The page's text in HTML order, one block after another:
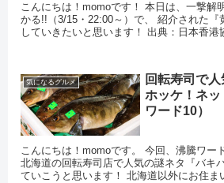
こんにちは！momoです！ 本日は、一撃解
かる!!（3/15・22:00～）で、 紹介された『
していきたいと思います！ 出典：日本香港協会ニュース 『黄油
気になるグルメ
回転寿司で
ホッケ！ネ
ワード10）
こんにちは！momoです。 今回、沸騰ワード10で取り上げられた
北海道の回転寿司店で人気の謎ネタ『バキバキ』 について
ていこうと思います！ 北海道以外にお住まいの方にはなじみのない